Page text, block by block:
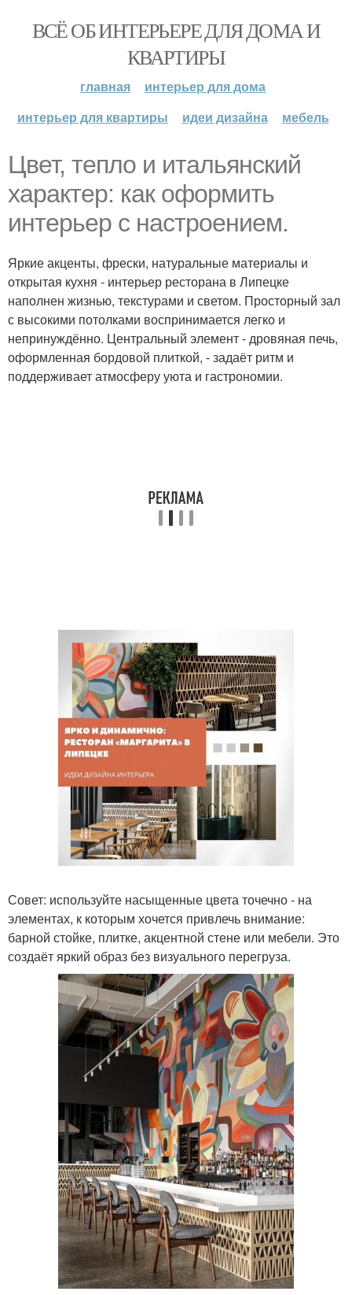
ВСЁ ОБ ИНТЕРЬЕРЕ ДЛЯ ДОМА И
КВАРТИРЫ
главная
интерьер для дома
интерьер для квартиры
идеи дизайна мебель
Цвет, тепло и итальянский
характер: как оформить
интерьер с настроением.
Яркие акценты, фрески, натуральные материалы и
открытая кухня - интерьер ресторана в Липецке
наполнен жизнью, текстурами и светом. Просторный зал
с высокими потолками воспринимается легко и
непринуждённо. Центральный элемент - дровяная печь,
оформленная бордовой плиткой, - задаёт ритм и
поддерживает атмосферу уюта и гастрономии.
Совет: используйте насыщенные цвета точечно - на
элементах, к которым хочется привлечь внимание:
барной стойке, плитке, акцентной стене или мебели. Это
создаёт яркий образ без визуального перегруза.